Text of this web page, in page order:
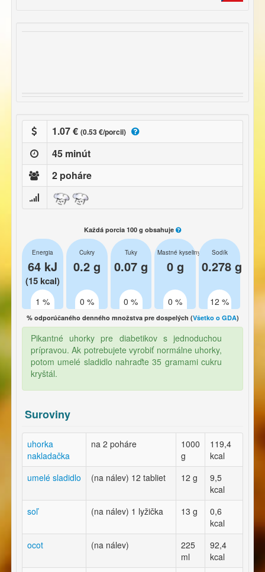
1.07 € (0.53 €/porcii)
45 minút
2 poháre
Každá porcia 100 g obsahuje
Energia
64 kJ
(15 kcal)
1 %
Cukry
0.2 g
0 %
Tuky
0.07 g
0 %
Mastné kyseliny
0 g
0 %
Sodík
0.278 g
12 %
% odporúčaného denného množstva pre dospelých (Všetko o GDA)
Pikantné uhorky pre diabetikov s jednoduchou
prípravou. Ak potrebujete vyrobiť normálne uhorky,
potom umelé sladidlo nahraďte 35 gramami cukru
kryštál.
Suroviny
uhorka
nakladačka
na 2 poháre
1000
g
119,4
kcal
umelé sladidlo
(na nálev) 12 tabliet 12 g
9,5
kcal
soľ
(na nálev) 1 lyžička 13 g
0,6
kcal
ocot
(na nálev)
225
ml
92,4
kcal